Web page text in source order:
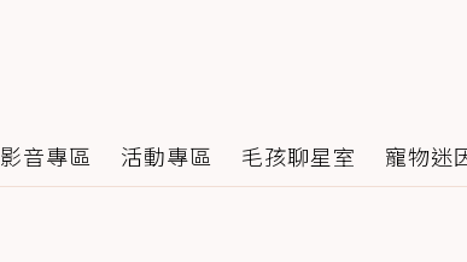
影音專區 活動專區 毛孩聊星室 寵物迷